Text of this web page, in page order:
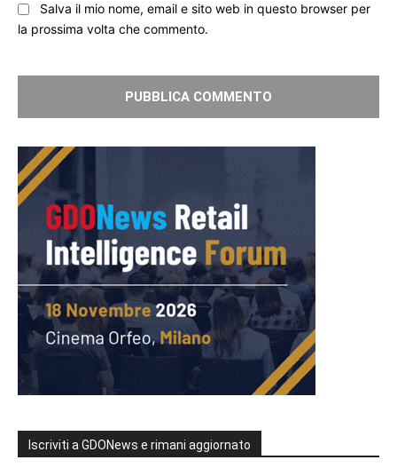
Salva il mio nome, email e sito web in questo browser per
la prossima volta che commento.
Iscriviti a GDONews e rimani aggiornato